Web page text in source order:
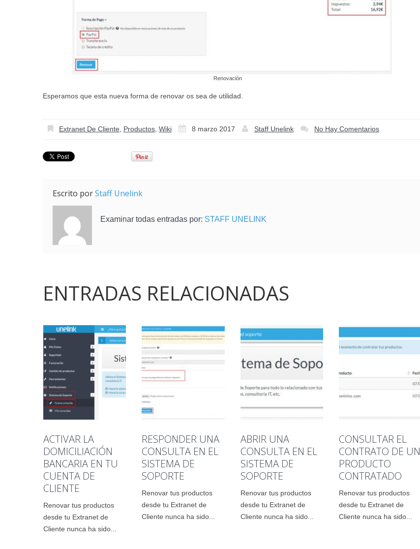
Renovación
Esperamos que esta nueva forma de renovar os sea de utilidad.
Extranet De Cliente Productos Wiki 8 marzo 2017 Staff Unelink No Hay Comentarios
Escrito porStaff Unelink
Examinar todas entradas por: STAFF UNELINK
ENTRADAS RELACIONADAS
ACTIVAR LA
DOMICILIACIÓN
BANCARIA EN TU
CUENTA DE
CLIENTE
Renovar tus productos
desde tu Extranet de
Cliente nunca ha sido...
RESPONDER UNA
CONSULTA EN EL
SISTEMA DE
SOPORTE
Renovar tus productos
desde tu Extranet de
Cliente nunca ha sido...
ABRIR UNA
CONSULTA EN EL
SISTEMA DE
SOPORTE
Renovar tus productos
desde tu Extranet de
Cliente nunca ha sido...
CONSULTAR EL
CONTRATO DE UN
PRODUCTO
CONTRATADO
Renovar tus productos
desde tu Extranet de
Cliente nunca ha sido...